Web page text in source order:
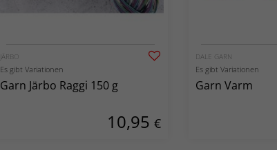
JÄRBO
Es gibt Variationen
Garn Järbo Raggi 150 g
10,95 €
DALE GARN
Es gibt Variationen
Garn Varm